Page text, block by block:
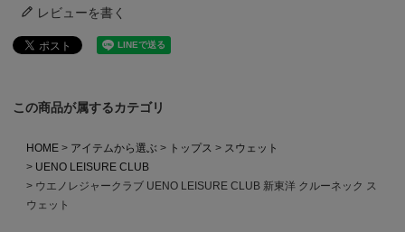
レビューを書く
この商品が属するカテゴリ
HOME アイテムから選ぶ トップス
スウェット
UENO LEISURE CLUB
ウエノレジャークラブ UENO LEISURE CLUB 新東洋 クルーネック ス
ウェット